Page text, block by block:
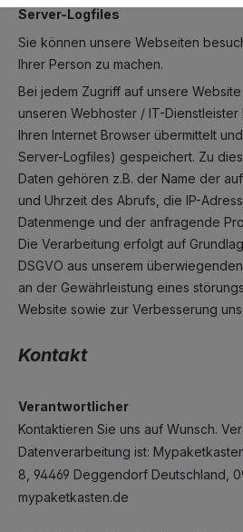
Server-Logfiles
Sie können unsere Webseiten
Ihrer Person zu machen.
Bei jedem Zugriff auf unsere
unseren Webhoster / IT-
Ihren Internet Browser übermittelt
Server-Logfiles) gespeichert. Zu
Daten gehören z.B. der Name der
und Uhrzeit des Abrufs, die IP-
Datenmenge und der anfragende
Die Verarbeitung erfolgt auf
DSGVO aus unserem
an der Gewährleistung eines
Website sowie zur Verbesserung
Kontakt
Verantwortlicher
Kontaktieren Sie uns auf Wunsch.
Datenverarbeitung ist:
8, 94469 Deggendorf Deutschland,
mypaketkasten.de